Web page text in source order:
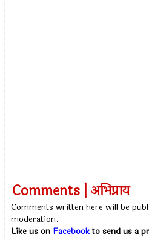
Comments | अभिप्राय
Comments written here will be
moderation.
Like us on Facebookto send us a